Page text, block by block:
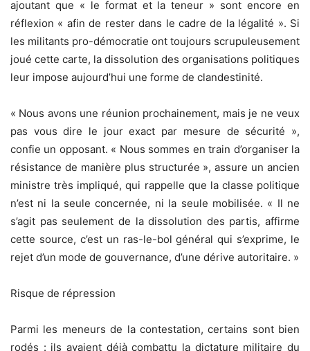
ajoutant que « le format et la teneur » sont encore en
réflexion « afin de rester dans le cadre de la légalité ». Si
les militants pro-démocratie ont toujours scrupuleusement
joué cette carte, la dissolution des organisations politiques
leur impose aujourd’hui une forme de clandestinité.
« Nous avons une réunion prochainement, mais je ne veux
pas vous dire le jour exact par mesure de sécurité »,
confie un opposant. « Nous sommes en train d’organiser la
résistance de manière plus structurée », assure un ancien
ministre très impliqué, qui rappelle que la classe politique
n’est ni la seule concernée, ni la seule mobilisée. « Il ne
s’agit pas seulement de la dissolution des partis, affirme
cette source, c’est un ras-le-bol général qui s’exprime, le
rejet d’un mode de gouvernance, d’une dérive autoritaire. »
Risque de répression
Parmi les meneurs de la contestation, certains sont bien
rodés : ils avaient déjà combattu la dictature militaire du